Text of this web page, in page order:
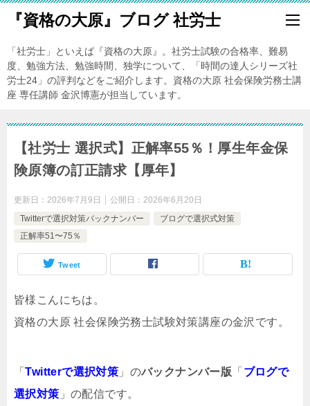
『資格の大原』ブログ 社労士
「社労士」といえば『資格の大原』。社労士試験の合格率、難易
度、勉強方法、勉強時間、独学について、「時間の達人シリーズ社
労士24」の評判などをご紹介します。資格の大原 社会保険労務士講
座 専任講師 金沢博憲が担当しています。
【社労士 選択式】正解率55％！厚生年金保
険原簿の訂正請求【厚年】
更新日： 2026年7月9日 公開日： 2026年6月20日
Twitterで選択対策バックナンバー
ブログで選択式対策
正解率51〜75％
Tweet
皆様こんにちは。
資格の大原 社会保険労務士試験対策講座の金沢です。
「Twitterで選択対策 」のバックナンバー版 「 ブログで
選択対策 」の配信です。